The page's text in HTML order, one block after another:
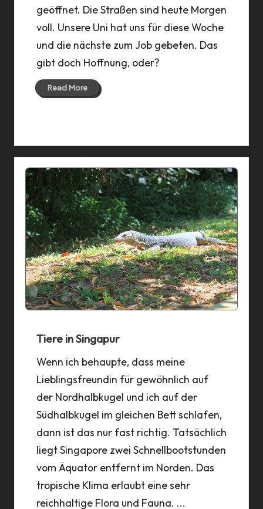
geöffnet. Die Straßen sind heute Morgen
voll. Unsere Uni hat uns für diese Woche
und die nächste zum Job gebeten. Das
gibt doch Hoffnung, oder?
Read More
Tiere in Singapur
Wenn ich behaupte, dass meine
Lieblingsfreundin für gewöhnlich auf
der Nordhalbkugel und ich auf der
Südhalbkugel im gleichen Bett schlafen,
dann ist das nur fast richtig. Tatsächlich
liegt Singapore zwei Schnellbootstunden
vom Äquator entfernt im Norden. Das
tropische Klima erlaubt eine sehr
reichhaltige Flora und Fauna. ...